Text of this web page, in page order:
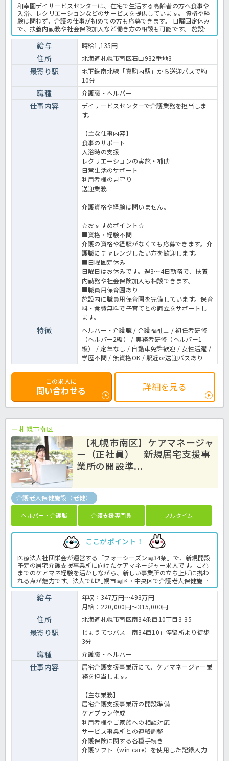
和幸園デイサービスセンターは、在宅で生活する高齢者の方へ食事や
入浴、レクリエーションなどのサービスを提供しています。 資格や経
験は問わず、介護の仕事が初めての方も応募できます。 日曜固定休み
で、扶養内勤務や社会保険加入など働き方の相談も可能です。 施設内
には職員用保育園があり、子育てと仕事を両立したい方にもおすすめ
です。 また、地下鉄真駒内駅から無料送迎バスを利用でき、マイカー
通勤にも対応しています。 ☆ご興味がありましたらほっ介護までお問
合せ下さいね！デイサービスでの介護業務全般です。 ＜介護職 パー
ト デイサービスの求人＞
給与 時給1,135円
住所 北海道札幌市南区石山932番地3
最寄り駅
地下鉄南北線「真駒内駅」から送迎バスで約
10分
職種 介護職・ヘルパー
仕事内容
デイサービスセンターで介護業務を担当しま
す。
【主な仕事内容】
食事のサポート
入浴時の支援
レクリエーションの実施・補助
日常生活のサポート
利用者様の見守り
送迎業務
介護資格や経験は問いません。
☆おすすめポイント☆
■資格・経験不問
介護の資格や経験がなくても応募できます。介
護職にチャレンジしたい方を歓迎します。
■日曜固定休み
日曜日はお休みです。週3～4日勤務で、扶養
内勤務や社会保険加入も相談できます。
■職員用保育園あり
施設内に職員用保育園を完備しています。保育
料・食費無料で子育てとの両立をサポートし
ます。
特徴
ヘルパー・介護職 / 介護福祉士 / 初任者研修
（ヘルパー2級） / 実務者研修（ヘルパー1
級） / 定年なし / 自動車免許歓迎 / 女性活躍 /
学歴不問 / 無資格OK / 駅近or送迎バスあり
この求人に
問い合わせる 詳細を見る
札幌市南区
【札幌市南区】ケアマネージャ
ー（正社員）｜新規居宅支援事
業所の開設準...
介護老人保健施設（老健）
ヘルパー・介護職 介護支援専門員 フルタイム
ここがポイント！
医療法人社団栄会が運営する「フォーシーズン南34条」で、新規開設
予定の居宅介護支援事業所に向けたケアマネージャー求人です。これ
までのケアマネ経験を活かしながら、新しい事業所の立ち上げに携わ
れる点が魅力です。法人では札幌市南区・中央区で介護老人保健施設
を運営しており、安定した運営基盤があります。土日休みで年間休日
109日のため、仕事と生活のバランスを大切にしたい方にもおすすめ
です。介護支援専門員の業務全般です。〈介護支援専門員 正職員
介護老人保健施設の求人〉
給与
年収：347万円～493万円
月給：220,000円～315,000円
住所 北海道札幌市南区南34条西10丁目3-35
最寄り駅
じょうてつバス「南34西10」停留所より徒歩
3分
職種 介護職・ヘルパー
仕事内容
居宅介護支援事業所にて、ケアマネージャー業
務を担当します。
【主な業務】
居宅介護支援事業所の開設準備
ケアプラン作成
利用者様やご家族への相談対応
サービス事業所との連絡調整
介護保険に関する各種手続き
介護ソフト（win care）を使用した記録入力